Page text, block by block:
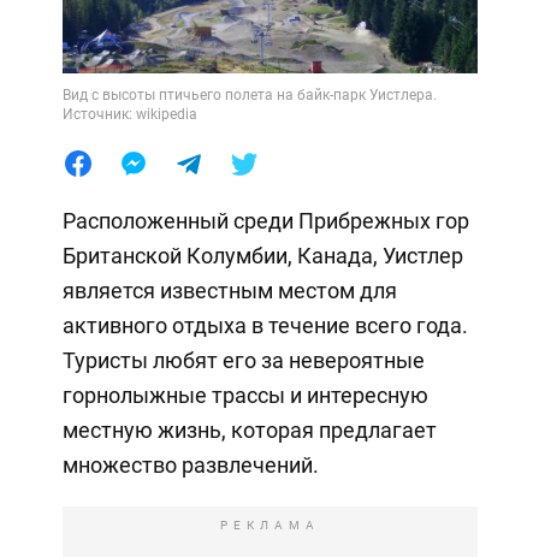
Вид с высоты птичьего полета на байк-парк Уистлера.
Источник: wikipedia
Расположенный среди Прибрежных гор
Британской Колумбии, Канада, Уистлер
является известным местом для
активного отдыха в течение всего года.
Туристы любят его за невероятные
горнолыжные трассы и интересную
местную жизнь, которая предлагает
множество развлечений.
РЕКЛАМА